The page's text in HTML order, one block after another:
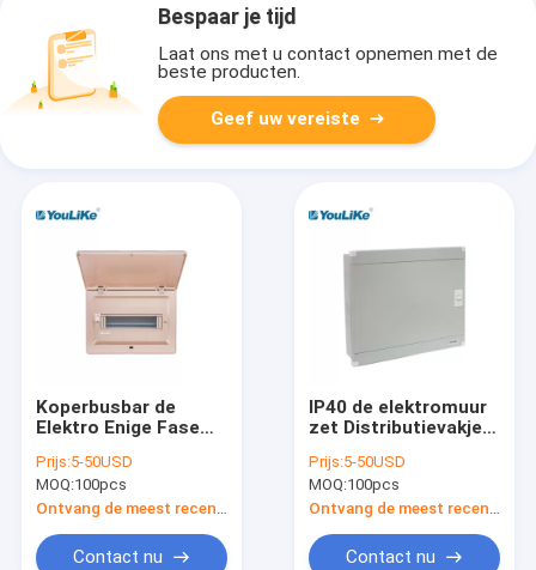
Bespaar je tijd
Laat ons met u contact opnemen met de
beste producten.
Geef uw vereiste
Koperbusbar de
Elektro Enige Fase
Distributieraad voor
Stroomonderbreker
Prijs:5-50USD
MOQ:100pcs
Contact nu
IP40 de elektromuur
zet Distributievakje,
van de
Distributieraad op
Prijs:5-50USD
MOQ:100pcs
Contact nu